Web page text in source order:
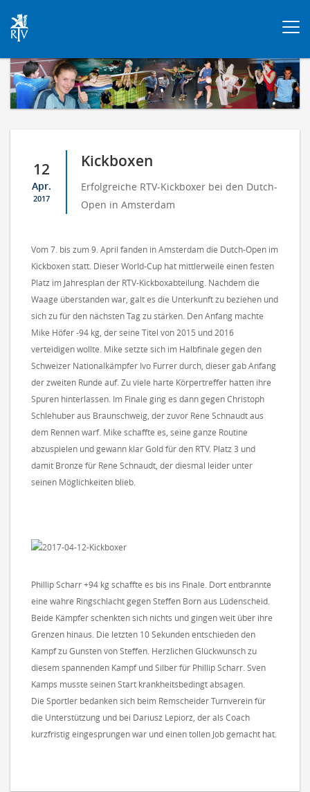
12
Apr.
2017
Kickboxen
Erfolgreiche RTV-Kickboxer bei den Dutch-
Open in Amsterdam
Vom 7. bis zum 9. April fanden in Amsterdam die Dutch-Open im
Kickboxen statt. Dieser World-Cup hat mittlerweile einen festen
Platz im Jahresplan der RTV-Kickboxabteilung. Nachdem die
Waage überstanden war, galt es die Unterkunft zu beziehen und
sich zu für den nächsten Tag zu stärken. Den Anfang machte
Mike Höfer -94 kg, der seine Titel von 2015 und 2016
verteidigen wollte. Mike setzte sich im Halbfinale gegen den
Schweizer Nationalkämpfer Ivo Furrer durch, dieser gab Anfang
der zweiten Runde auf. Zu viele harte Körpertreffer hatten ihre
Spuren hinterlassen. Im Finale ging es dann gegen Christoph
Schlehuber aus Braunschweig, der zuvor Rene Schnaudt aus
dem Rennen warf. Mike schaffte es, seine ganze Routine
abzuspielen und gewann klar Gold für den RTV. Platz 3 und
damit Bronze für Rene Schnaudt, der diesmal leider unter
seinen Möglichkeiten blieb.
Phillip Scharr +94 kg schaffte es bis ins Finale. Dort entbrannte
eine wahre Ringschlacht gegen Steffen Born aus Lüdenscheid.
Beide Kämpfer schenkten sich nichts und gingen weit über ihre
Grenzen hinaus. Die letzten 10 Sekunden entschieden den
Kampf zu Gunsten von Steffen. Herzlichen Glückwunsch zu
diesem spannenden Kampf und Silber für Phillip Scharr. Sven
Kamps musste seinen Start krankheitsbedingt absagen.
Die Sportler bedanken sich beim Remscheider Turnverein für
die Unterstützung und bei Dariusz Lepiorz, der als Coach
kurzfristig eingesprungen war und einen tollen Job gemacht hat.